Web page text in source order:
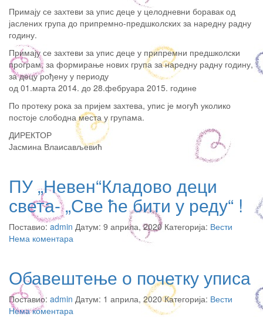
Примају се захтеви за упис деце у целодневни боравак од
јаслених група до припремно-предшколских за наредну радну
годину.
Примају се захтеви за упис деце у припремни предшколски
програм, за формирање нових група за наредну радну годину,
за децу рођену у периоду
од 01.марта 2014. до 28.фебруара 2015. године
По протеку рока за пријем захтева, упис је могућ уколико
постоје слободна места у групама.
ДИРЕКТОР
Јасмина Влаисављевић
ПУ „Невен“Кладово деци
света- „Све ће бити у реду“ !
Поставио:admin Датум: 9 априла, 2020 Категорија: Вести
Нема коментара
Обавештење о почетку уписа
Поставио: admin Датум: 1 априла, 2020 Категорија: Вести
Нема коментара